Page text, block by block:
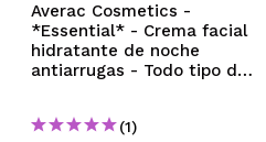
Averac Cosmetics -
*Essential* - Crema facial
hidratante de noche
antiarrugas - Todo tipo de
(1)